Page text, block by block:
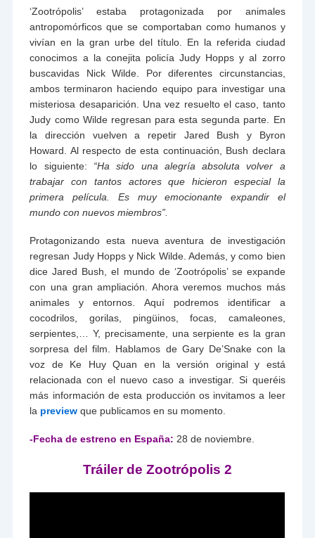
‘Zootrópolis’ estaba protagonizada por animales
antropomórficos que se comportaban como humanos y
vivían en la gran urbe del título. En la referida ciudad
conocimos a la conejita policía Judy Hopps y al zorro
buscavidas Nick Wilde. Por diferentes circunstancias,
ambos terminaron haciendo equipo para investigar una
misteriosa desaparición. Una vez resuelto el caso, tanto
Judy como Wilde regresan para esta segunda parte. En
la dirección vuelven a repetir Jared Bush y Byron
Howard. Al respecto de esta continuación, Bush declara
lo siguiente: “Ha sido una alegría absoluta volver a
trabajar con tantos actores que hicieron especial la
primera película. Es muy emocionante expandir el
mundo con nuevos miembros”.
Protagonizando esta nueva aventura de investigación
regresan Judy Hopps y Nick Wilde. Además, y como bien
dice Jared Bush, el mundo de ‘Zootrópolis’ se expande
con una gran ampliación. Ahora veremos muchos más
animales y entornos. Aquí podremos identificar a
cocodrilos, gorilas, pingüinos, focas, camaleones,
serpientes,… Y, precisamente, una serpiente es la gran
sorpresa del film. Hablamos de Gary De’Snake con la
voz de Ke Huy Quan en la versión original y está
relacionada con el nuevo caso a investigar. Si queréis
más información de esta producción os invitamos a leer
la preview que publicamos en su momento.
-Fecha de estreno en España: 28 de noviembre.
Tráiler de Zootrópolis 2